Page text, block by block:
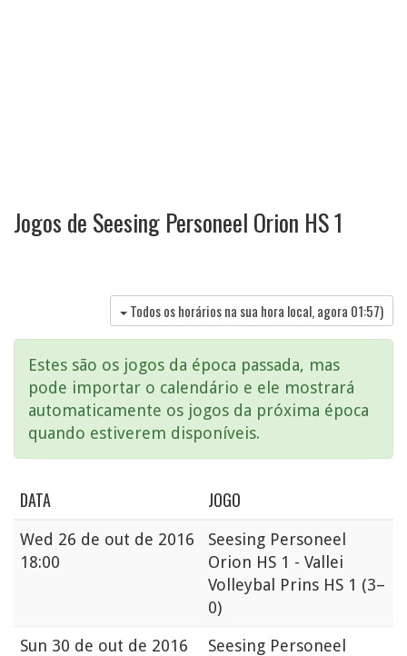
Jogos de Seesing Personeel Orion HS 1
Todos os horários na sua hora local, agora 01:57)
Estes são os jogos da época passada, mas
pode importar o calendário e ele mostrará
automaticamente os jogos da próxima época
quando estiverem disponíveis.
DATA JOGO
Wed 26 de out de 2016
18:00
Seesing Personeel
Orion HS 1 - Vallei
Volleybal Prins HS 1 (3–
0)
Sun 30 de out de 2016 Seesing Personeel